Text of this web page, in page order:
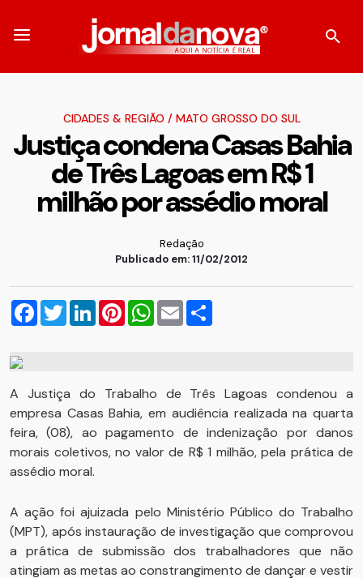
CIDADES & REGIÃO / MATO GROSSO DO SUL
Justiça condena Casas Bahia
de Três Lagoas em R$ 1
milhão por assédio moral
Redação
Publicado em: 11/02/2012
Facebook
TwitterLinkedInPinterestWhatsApp
Email
A Justiça do Trabalho de Três Lagoas condenou a
empresa Casas Bahia, em audiência realizada na quarta
feira, (08), ao pagamento de indenização por danos
morais coletivos, no valor de R$ 1 milhão, pela prática de
assédio moral.
A ação foi ajuizada pelo Ministério Público do Trabalho
(MPT), após instauração de investigação que comprovou
a prática de submissão dos trabalhadores que não
atingiam as metas ao constrangimento de dançar e vestir